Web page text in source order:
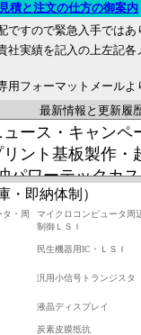
見積と注文の仕方の御案内
ですので緊急入手ではあ
社実績を記入の上左記
用フォーマットメール
最新情報と更新履
・即納体制）
・周
マイクロコンピュータ周
制御ＬＳＩ
民生機器用IC・ＬＳＩ
汎用小信号トランジスタ
液晶ディスプレイ
炭素皮膜抵抗